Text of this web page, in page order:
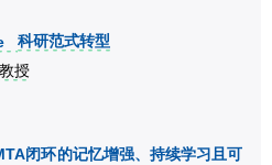
科研范式转型
授
闭环的记忆增强、持续学习且可